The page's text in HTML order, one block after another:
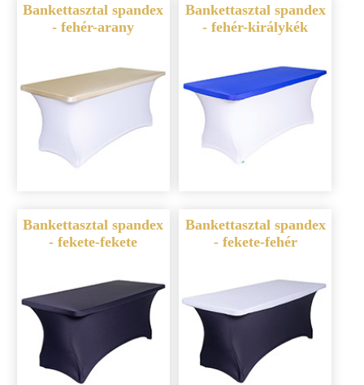
Bankettasztal spandex
- fehér-arany
Bankettasztal spandex
- fehér-királykék
Bankettasztal spandex
- fekete-fekete
Bankettasztal spandex
- fekete-fehér